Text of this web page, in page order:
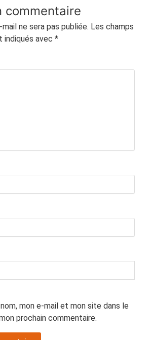
commentaire
ne sera pas publiée. Les champs
indiqués avec *
mon e-mail et mon site dans le
prochain commentaire.